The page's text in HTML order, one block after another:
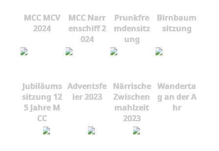
MCC MCV
2024
MCC Narr
enschiff 2
024
Prunkfre
mdensitz
ung
Birnbaum
sitzung
Jubiläums
sitzung 12
5 Jahre M
CC
Adventsfe
ier 2023
Närrische
Zwischen
mahlzeit
2023
Wanderta
g an der A
hr